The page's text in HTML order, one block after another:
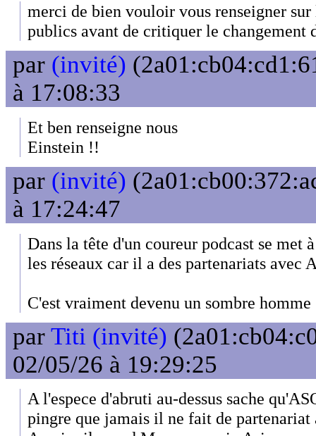
merci de bien vouloir vous renseigner
publics avant de critiquer le changement
par (invité)
à 17:08:33
Et ben renseigne nous
Einstein !!
par (invité)
à 17:24:47
Dans la tête d'un coureur podcast se met
les réseaux car il a des partenariats avec
C'est vraiment devenu un sombre
par Titi (invité)
02/05/26 à 19:29:25
A l'espece d'abruti au-dessus sache
pingre que jamais il ne fait de partenariat